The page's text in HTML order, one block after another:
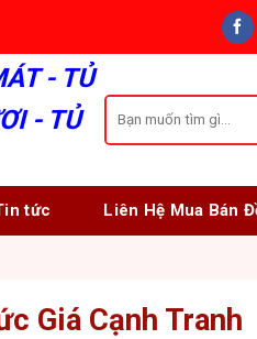
- TỦ
- TỦ
kiếm:
tức Liên Hệ Mua Bán
Giá Cạnh Tranh